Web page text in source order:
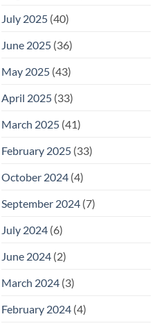
July 2025(40)
June 2025(36)
May 2025(43)
April 2025(33)
March 2025(41)
February 2025(33)
October 2024(4)
September 2024(7)
July 2024(6)
June 2024(2)
March 2024(3)
February 2024(4)